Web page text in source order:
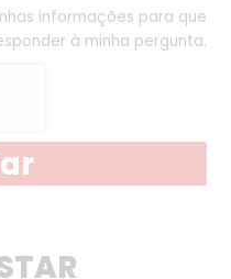
informações para que
à minha pergunta.